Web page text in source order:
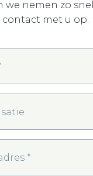
we nemen zo snel
met u op.